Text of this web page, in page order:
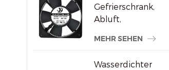
Gefrierschrank,
Abluft,
Axialventilator
MEHR SEHEN
Wasserdichter